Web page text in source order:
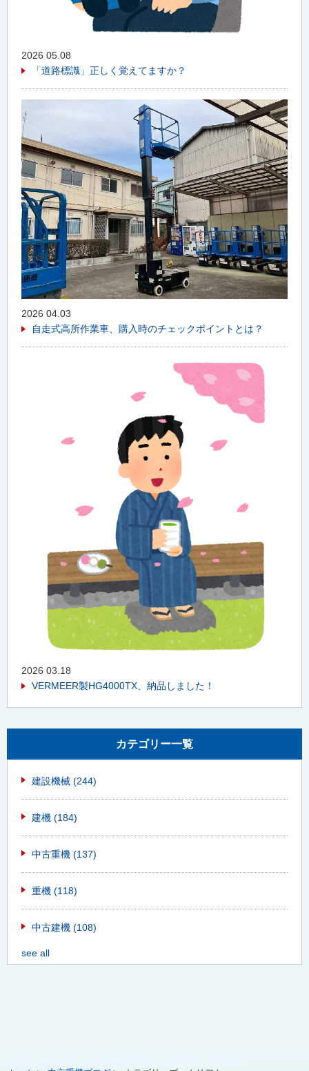
2026 05.08
「道路標識」正しく覚えてますか？
2026 04.03
自走式高所作業車、購入時のチェックポイントとは？
2026 03.18
VERMEER製HG4000TX、納品しました！
カテゴリー一覧
建設機械 (244)
建機 (184)
中古重機 (137)
重機 (118)
中古建機 (108)
see all